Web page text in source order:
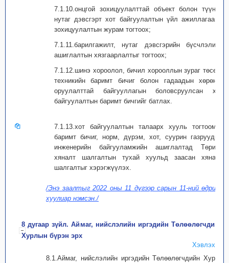
7.1.10.онцгой зохицуулалттай объект болон түүний
нутаг дэвсгэрт хот байгуулалтын үйл ажиллагааны
зохицуулалтын журам тогтоох;
7.1.11.барилгажилт, нутаг дэвсгэрийн бүсчлэлийн
ашиглалтын хязгаарлалтыг тогтоох;
7.1.12.шинэ хороолол, бичил хорооллын зураг төсөл,
техникийн баримт бичиг болон гадаадын хөрөнгө
оруулалттай байгууллагын боловсруулсан хот
байгуулалтын баримт бичгийг батлах.
7.1.13.хот байгуулалтын талаарх хууль тогтоомж,
баримт бичиг, норм, дүрэм, хот, суурин газруудын
инженерийн байгууламжийн ашиглалтад Төрийн
хяналт шалгалтын тухай хуульд заасан хяналт
шалгалтыг хэрэгжүүлэх.
/Энэ заалтыг 2022 оны 11 дүгээр сарын 11-ний өдрийн
хуулиар нэмсэн./
8 дугаар зүйл. Аймаг, нийслэлийн иргэдийн Төлөөлөгчдийн
Хурлын бүрэн эрх
Хэвлэх
8.1.Аймаг, нийслэлийн иргэдийн Төлөөлөгчдийн Хурал